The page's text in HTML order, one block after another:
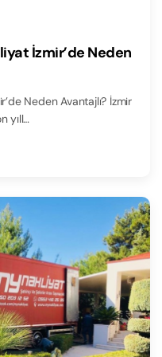
İzmir’de Neden
Neden Avantajlı? İzmir
yıll…